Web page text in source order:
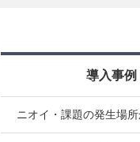
導入事例
ニオイ・課題の発生場